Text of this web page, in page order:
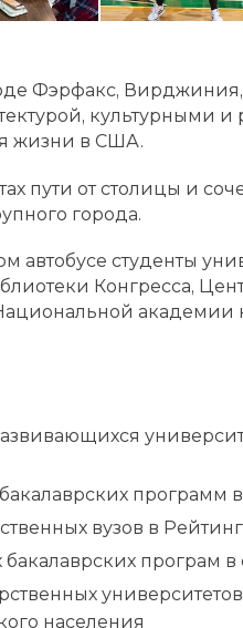
Фэрфакс,
культурными
жизни в США.
пути от столицы и
города.
автобусе студенты
Конгресса,
академии
программ
вузов в
програм
населения